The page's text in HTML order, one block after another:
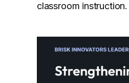
classroom instruction.